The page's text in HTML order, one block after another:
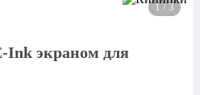
1 / 3
Ink экраном для